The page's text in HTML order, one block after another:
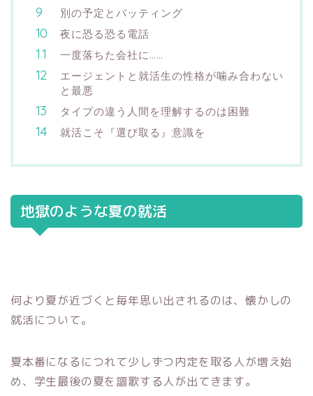
別の予定とバッティング
夜に恐る恐る電話
一度落ちた会社に……
エージェントと就活生の性格が噛み合わない
と最悪
タイプの違う人間を理解するのは困難
就活こそ『選び取る』意識を
地獄のような夏の就活
何より夏が近づくと毎年思い出されるのは、懐かしの
就活について。
夏本番になるにつれて少しずつ内定を取る人が増え始
め、学生最後の夏を謳歌する人が出てきます。